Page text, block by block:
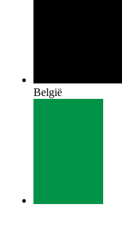
België